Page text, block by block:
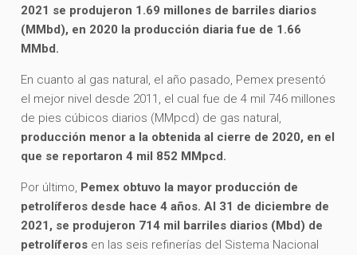
2021 se produjeron 1.69 millones de barriles diarios
(MMbd), en 2020 la producción diaria fue de 1.66
MMbd.
En cuanto al gas natural, el año pasado, Pemex presentó
el mejor nivel desde 2011, el cual fue de 4 mil 746 millones
de pies cúbicos diarios (MMpcd) de gas natural,
producción menor a la obtenida al cierre de 2020, en el
que se reportaron 4 mil 852 MMpcd.
Por último, Pemex obtuvo la mayor producción de
petrolíferos desde hace 4 años. Al 31 de diciembre de
2021, se produjeron 714 mil barriles diarios (Mbd) de
petrolíferos en las seis refinerías del Sistema Nacional